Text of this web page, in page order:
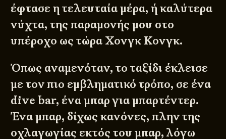
έφτασε η τελευταία μέρα, ή καλύτερα
νύχτα, της παραμονής μου στο
υπέροχο ως τώρα Χονγκ Κονγκ.
Όπως αναμενόταν, το ταξίδι έκλεισε
με τον πιο εμβληματικό τρόπο, σε ένα
dive bar, ένα μπαρ για μπαρτέντερ.
Ένα μπαρ, δίχως κανόνες, πλην της
οχλαγωγίας εκτός του μπαρ, λόγω